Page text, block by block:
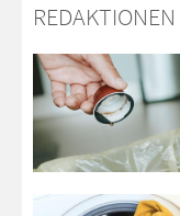
REDAKTIONEN